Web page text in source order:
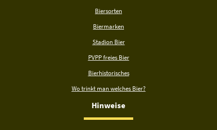
Biersorten
Biermarken
Stadion Bier
PVPP freies Bier
Bierhistorisches
Wo trinkt man welches Bier?
Hinweise